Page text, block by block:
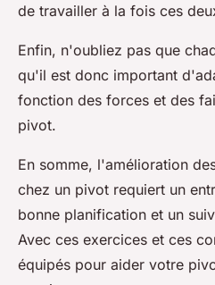
de travailler à la fois ces
Enfin, n'oubliez pas que
qu'il est donc important
fonction des forces et des
pivot.
En somme, l'amélioration
chez un pivot requiert un
bonne planification et un
Avec ces exercices et ces
équipés pour aider votre